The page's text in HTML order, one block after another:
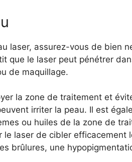
laser, assurez-vous de bien
que le laser peut pénétrer
de maquillage.
la zone de traitement et
irriter la peau. Il est
ou huiles de la zone de
le laser de cibler efficacement
brûlures, une